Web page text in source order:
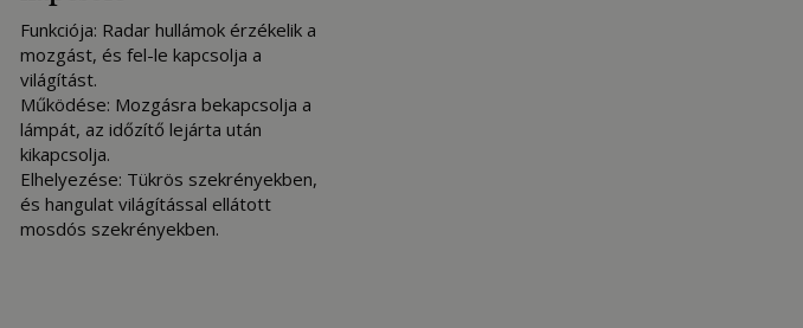
Funkciója: Radar hullámok érzékelik a
mozgást, és fel-le kapcsolja a
világítást.
Működése: Mozgásra bekapcsolja a
lámpát, az időzítő lejárta után
kikapcsolja.
Elhelyezése: Tükrös szekrényekben,
és hangulat világítással ellátott
mosdós szekrényekben.